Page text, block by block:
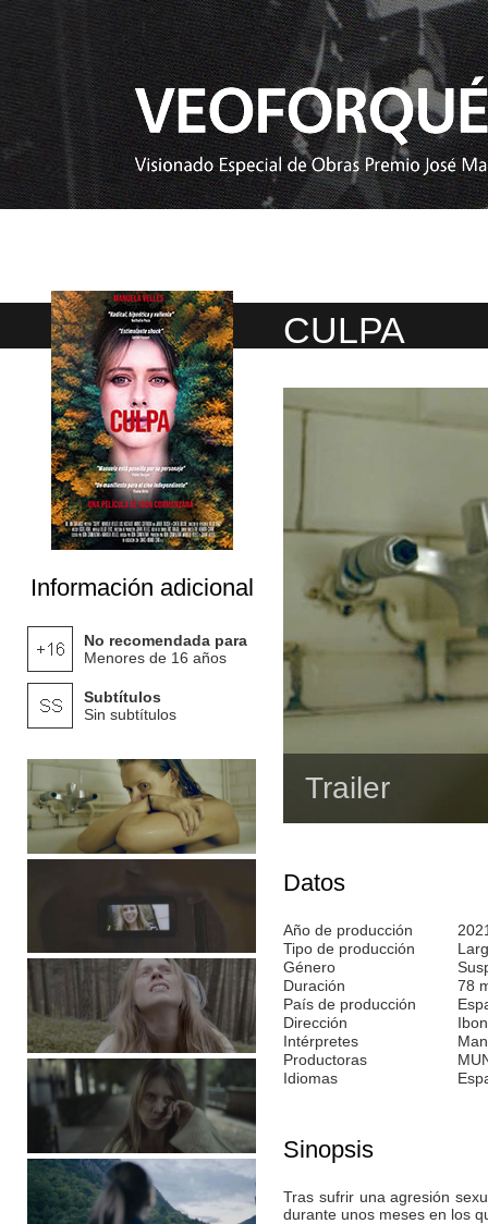
Información adicional
No recomendada para
Menores de 16 años
Subtítulos
Sin subtítulos
CULPA
Trailer
Datos
Año de producción
Tipo de producción
Género
Duración
78
País de producción
Dirección
Intérpretes
Productoras
Idiomas
Sinopsis
Tras sufrir una agresión
durante unos meses en los